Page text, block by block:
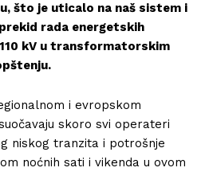
što je uticalo na naš sistem i
rada energetskih
kV u transformatorskim
i evropskom
skoro svi operateri
niskog tranzita i potrošnje
noćnih sati i vikenda u ovom